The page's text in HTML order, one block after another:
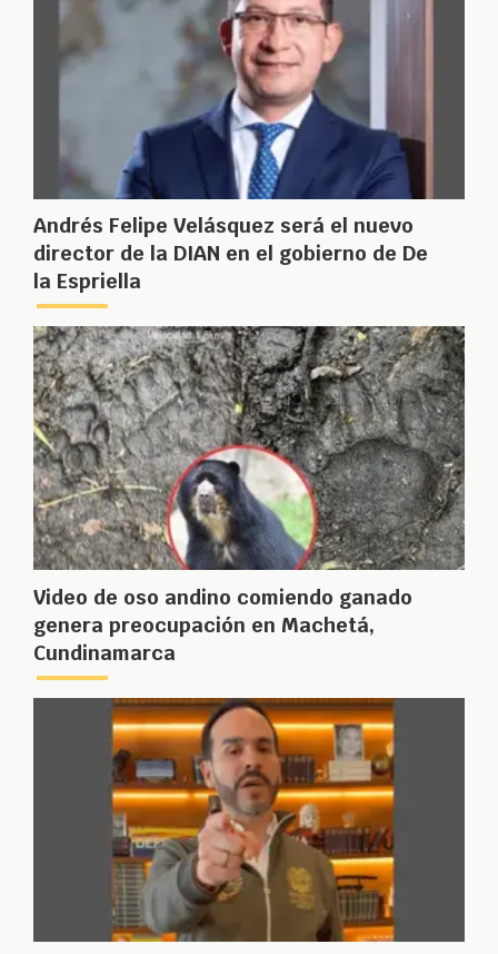
Andrés Felipe Velásquez será el nuevo
director de la DIAN en el gobierno de De
la Espriella
Video de oso andino comiendo ganado
genera preocupación en Machetá,
Cundinamarca